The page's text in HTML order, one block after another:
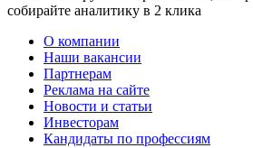
собирайте аналитику в 2 клика
О компании
Наши вакансии
Партнерам
Реклама на сайте
Новости и статьи
Инвесторам
Кандидаты по профессиям